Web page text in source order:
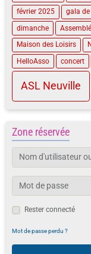
février 2025
gala
dimanche
Maison des Loisirs
HelloAsso
concert
ASL Neuville
Zone réservée
Rester connecté
Mot de passe perdu ?